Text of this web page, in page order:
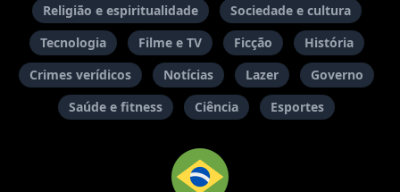
Religião e espiritualidade
Sociedade e cultura
Tecnologia
Filme e TV Ficção
História
Crimes verídicos
Notícias Lazer
Governo
Saúde e fitness
Ciência Esportes